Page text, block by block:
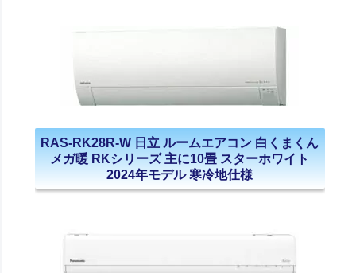
RAS-RK28R-W 日立 ルームエアコン 白くまくん
メガ暖 RKシリーズ 主に10畳 スターホワイト
2024年モデル 寒冷地仕様